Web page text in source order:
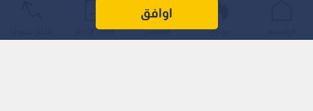
اوافق
عواجل المباشر أحدث الأخبار